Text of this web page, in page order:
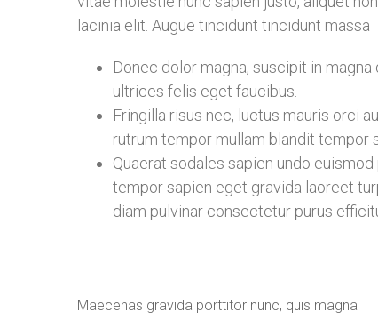
lacinia elit. Augue tincidunt tincidunt massa
Donec dolor magna, suscipit in
ultrices felis eget faucibus.
Fringilla risus nec, luctus mauris orci
rutrum tempor mullam blandit tempor
Quaerat sodales sapien undo
tempor sapien eget gravida laoreet
diam pulvinar consectetur purus
Maecenas gravida porttitor nunc, quis magna